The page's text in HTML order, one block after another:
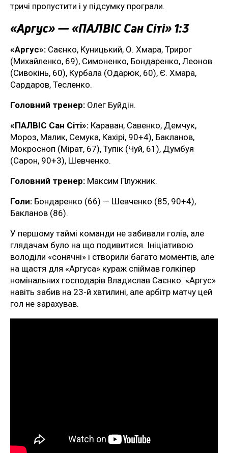
тричі пропустити і у підсумку програли.
«Аргус» — «ПАЛВІС Сан Сіті» 1:3
«Аргус»: Саєнко, Куницький, О. Хмара, Трирог
(Михайленко, 69), Симоненко, Бондаренко, Леонов
(Сивокінь, 60), Курбала (Одарюк, 60), Є. Хмара,
Сардаров, Тесленко.
Головний тренер: Олег Буйдін.
«ПАЛВІС Сан Сіті»: Караван, Савенко, Демчук,
Мороз, Малик, Семука, Кахірі, 90+4), Бакланов,
Мокросноп (Мірат, 67), Тупік (Чуй, 61), Думбуя
(Сарон, 90+3), Шевченко.
Головний тренер: Максим Плужник.
Голи: Бондаренко (66) — Шевченко (85, 90+4),
Бакланов (86).
У першому таймі команди не забивали голів, але
глядачам було на що подивитися. Ініціативою
володіли «сонячні» і створили багато моментів, але
на щастя для «Аргуса» кураж спіймав голкіпер
номінальних господарів Владислав Саєнко. «Аргус»
навіть забив на 23-й хвтилині, але арбітр матчу цей
гол не зарахував.